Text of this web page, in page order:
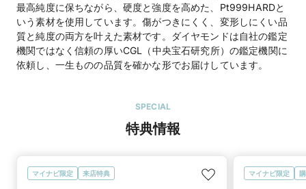
最高純度に保ちながら、硬度と強度を高めた、Pt999HARDと
いう素材を使用しています。傷がつきにくく、変形しにくい品
質と純度の両方を叶えた素材です。ダイヤモンドは自社の鑑定
機関ではなく信頼の厚いCGL（中央宝石研究所）の鑑定機関に
依頼し、一生ものの品質を確かな形でお届けしています。
SPECIAL
特典情報
マイナビ限定 来店特典 マイナビ限定